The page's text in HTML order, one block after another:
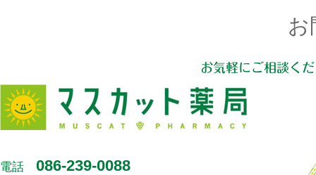
お
お気軽にご相談く
電話 086-239-0088